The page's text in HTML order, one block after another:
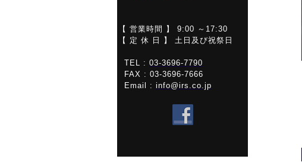
【 営業時間 】 9:00 ～17:30
【 定 休 日 】 土日及び祝祭日
TEL : 03-3696-7790
FAX : 03-3696-7666
Email : info@irs.co.jp